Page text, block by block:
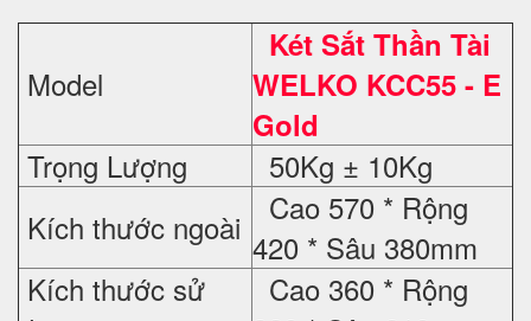
Model
Két Sắt Thần Tài
WELKO KCC55 - E
Gold
Trọng Lượng
50Kg ± 10Kg
Kích thước ngoài
Cao 570 * Rộng
420 * Sâu 380mm
Kích thước sử
Cao 360 * Rộng